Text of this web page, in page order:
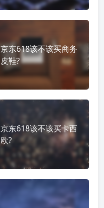
京东618该不该买商务
皮鞋?
京东618该不该买卡西
欧?